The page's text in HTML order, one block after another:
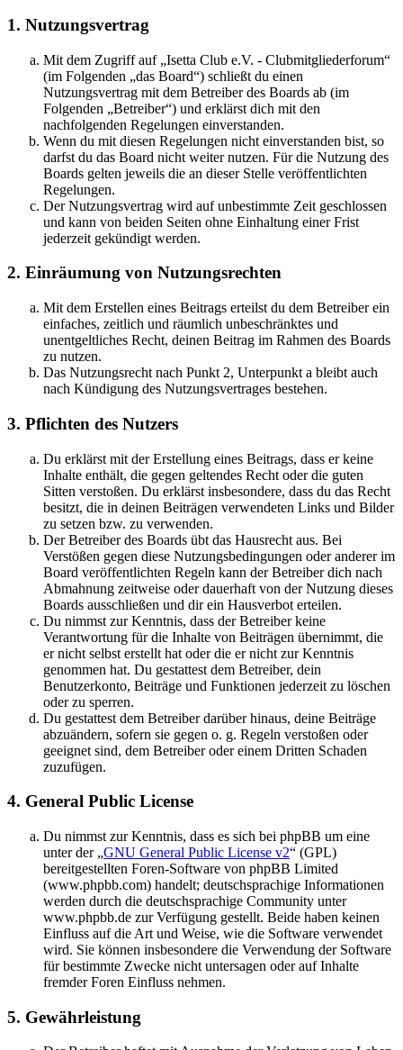
1. Nutzungsvertrag
Mit dem Zugriff auf „Isetta Club e.V. - Clubmitgliederforum“
(im Folgenden „das Board“) schließt du einen
Nutzungsvertrag mit dem Betreiber des Boards ab (im
Folgenden „Betreiber“) und erklärst dich mit den
nachfolgenden Regelungen einverstanden.
Wenn du mit diesen Regelungen nicht einverstanden bist, so
darfst du das Board nicht weiter nutzen. Für die Nutzung des
Boards gelten jeweils die an dieser Stelle veröffentlichten
Regelungen.
Der Nutzungsvertrag wird auf unbestimmte Zeit geschlossen
und kann von beiden Seiten ohne Einhaltung einer Frist
jederzeit gekündigt werden.
2. Einräumung von Nutzungsrechten
Mit dem Erstellen eines Beitrags erteilst du dem Betreiber ein
einfaches, zeitlich und räumlich unbeschränktes und
unentgeltliches Recht, deinen Beitrag im Rahmen des Boards
zu nutzen.
Das Nutzungsrecht nach Punkt 2, Unterpunkt a bleibt auch
nach Kündigung des Nutzungsvertrages bestehen.
3. Pflichten des Nutzers
Du erklärst mit der Erstellung eines Beitrags, dass er keine
Inhalte enthält, die gegen geltendes Recht oder die guten
Sitten verstoßen. Du erklärst insbesondere, dass du das Recht
besitzt, die in deinen Beiträgen verwendeten Links und Bilder
zu setzen bzw. zu verwenden.
Der Betreiber des Boards übt das Hausrecht aus. Bei
Verstößen gegen diese Nutzungsbedingungen oder anderer im
Board veröffentlichten Regeln kann der Betreiber dich nach
Abmahnung zeitweise oder dauerhaft von der Nutzung dieses
Boards ausschließen und dir ein Hausverbot erteilen.
Du nimmst zur Kenntnis, dass der Betreiber keine
Verantwortung für die Inhalte von Beiträgen übernimmt, die
er nicht selbst erstellt hat oder die er nicht zur Kenntnis
genommen hat. Du gestattest dem Betreiber, dein
Benutzerkonto, Beiträge und Funktionen jederzeit zu löschen
oder zu sperren.
Du gestattest dem Betreiber darüber hinaus, deine Beiträge
abzuändern, sofern sie gegen o. g. Regeln verstoßen oder
geeignet sind, dem Betreiber oder einem Dritten Schaden
zuzufügen.
4. General Public License
Du nimmst zur Kenntnis, dass es sich bei phpBB um eine
unter der „GNU General Public License v2“ (GPL)
bereitgestellten Foren-Software von phpBB Limited
(www.phpbb.com) handelt; deutschsprachige Informationen
werden durch die deutschsprachige Community unter
www.phpbb.de zur Verfügung gestellt. Beide haben keinen
Einfluss auf die Art und Weise, wie die Software verwendet
wird. Sie können insbesondere die Verwendung der Software
für bestimmte Zwecke nicht untersagen oder auf Inhalte
fremder Foren Einfluss nehmen.
5. Gewährleistung